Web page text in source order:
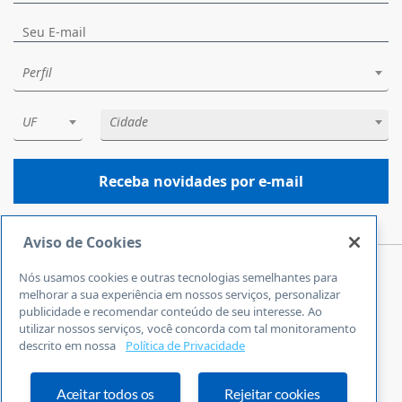
Central de Atendimento
0800 570 0800
24 horas por dia
Fale Conosco
Ouvidoria
Perfil
UF Cidade
Receba novidades por e-mail
Aviso de Cookies
Nós usamos cookies e outras tecnologias semelhantes para
melhorar a sua experiência em nossos serviços, personalizar
publicidade e recomendar conteúdo de seu interesse. Ao
utilizar nossos serviços, você concorda com tal monitoramento
descrito em nossa
Política de Privacidade
Aceitar todos os Rejeitar cookies